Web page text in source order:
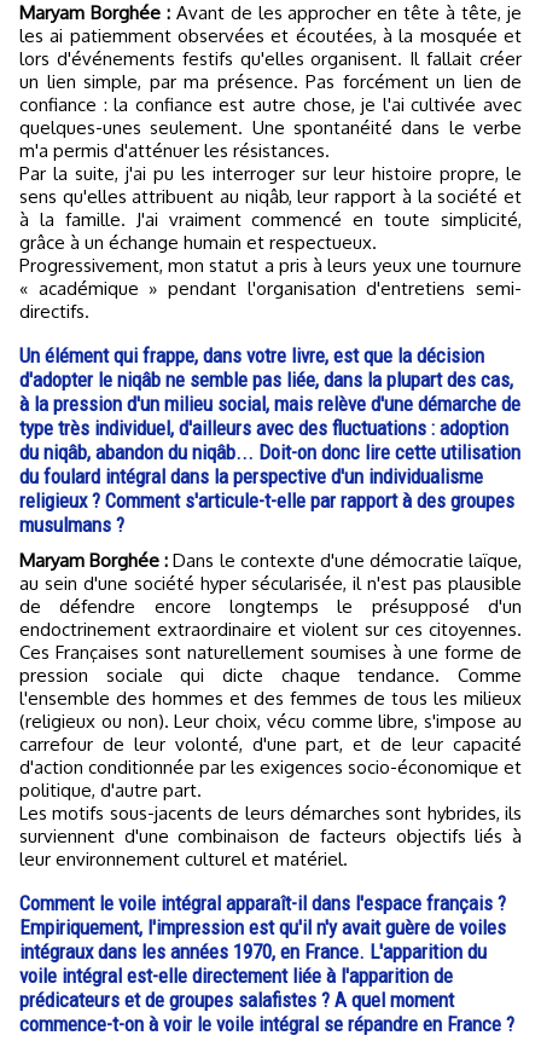
Maryam Borghée : Avant de les approcher en tête à tête, je
les ai patiemment observées et écoutées, à la mosquée et
lors d'événements festifs qu'elles organisent. Il fallait créer
un lien simple, par ma présence. Pas forcément un lien de
confiance : la confiance est autre chose, je l'ai cultivée avec
quelques-unes seulement. Une spontanéité dans le verbe
m'a permis d'atténuer les résistances.
Par la suite, j'ai pu les interroger sur leur histoire propre, le
sens qu'elles attribuent au niqâb, leur rapport à la société et
à la famille. J'ai vraiment commencé en toute simplicité,
grâce à un échange humain et respectueux.
Progressivement, mon statut a pris à leurs yeux une tournure
« académique » pendant l'organisation d'entretiens semi-
directifs.
Un élément qui frappe, dans votre livre, est que la décision
d'adopter le niqâb ne semble pas liée, dans la plupart des cas,
à la pression d'un milieu social, mais relève d'une démarche de
type très individuel, d'ailleurs avec des fluctuations : adoption
du niqâb, abandon du niqâb... Doit-on donc lire cette utilisation
du foulard intégral dans la perspective d'un individualisme
religieux ? Comment s'articule-t-elle par rapport à des groupes
musulmans ?
Maryam Borghée :Dans le contexte d'une démocratie laïque,
au sein d'une société hyper sécularisée, il n'est pas plausible
de défendre encore longtemps le présupposé d'un
endoctrinement extraordinaire et violent sur ces citoyennes.
Ces Françaises sont naturellement soumises à une forme de
pression sociale qui dicte chaque tendance. Comme
l'ensemble des hommes et des femmes de tous les milieux
(religieux ou non). Leur choix, vécu comme libre, s'impose au
carrefour de leur volonté, d'une part, et de leur capacité
d'action conditionnée par les exigences socio-économique et
politique, d'autre part.
Les motifs sous-jacents de leurs démarches sont hybrides, ils
surviennent d'une combinaison de facteurs objectifs liés à
leur environnement culturel et matériel.
Comment le voile intégral apparaît-il dans l'espace français ?
Empiriquement, l'impression est qu'il n'y avait guère de voiles
intégraux dans les années 1970, en France. L'apparition du
voile intégral est-elle directement liée à l'apparition de
prédicateurs et de groupes salafistes ? A quel moment
commence-t-on à voir le voile intégral se répandre en France ?